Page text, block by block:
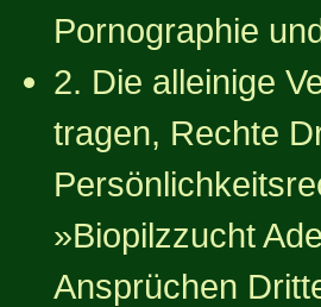
Pornographie
2. Die alleinige
tragen, Rechte
»Biopilzzucht
Ansprüchen